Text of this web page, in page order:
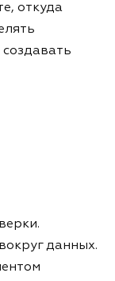
откуда
данных.